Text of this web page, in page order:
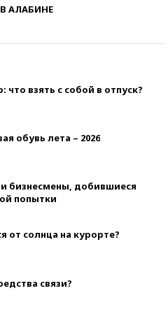
АЛАБИНЕ
взять с собой в отпуск?
обувь лета – 2026
бизнесмены, добившиеся
попытки
от солнца на курорте?
связи?